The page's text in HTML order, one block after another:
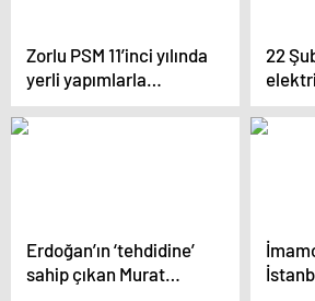
Zorlu PSM 11’inci yılında
yerli yapımlarla
büyüyecek: İstanbul’un
Broadway’i…
22
Erdoğan’ın ‘tehdidine’
sahip çıkan Murat